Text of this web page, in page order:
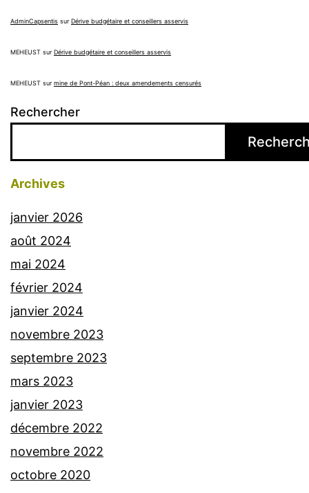
AdminCapsentis surDérive budgétaire et conseillers asservis
MEHEUST surDérive budgétaire et conseillers asservis
MEHEUST surmine de Pont-Péan : deux amendements censurés
Rechercher
Archives
janvier 2026
août 2024
mai 2024
février 2024
janvier 2024
novembre 2023
septembre 2023
mars 2023
janvier 2023
décembre 2022
novembre 2022
octobre 2020